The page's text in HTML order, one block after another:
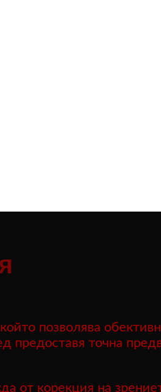
позволява
предоставя точна
от корекция на